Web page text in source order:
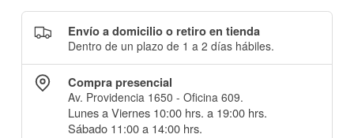
Envío a domicilio o retiro en tienda
Dentro de un plazo de 1 a 2 días hábiles.
Compra presencial
Av. Providencia 1650 - Oficina 609.
Lunes a Viernes 10:00 hrs. a 19:00 hrs.
Sábado 11:00 a 14:00 hrs.